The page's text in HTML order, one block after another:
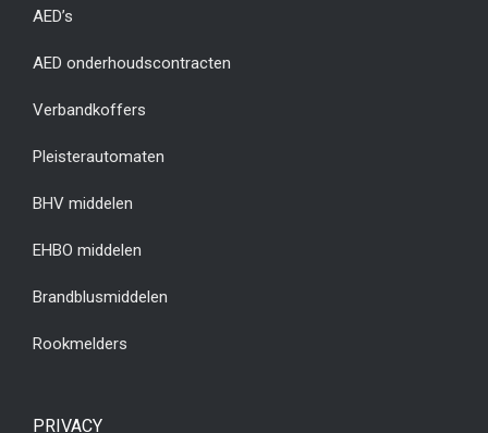
AED’s
AED onderhoudscontracten
Verbandkoffers
Pleisterautomaten
BHV middelen
EHBO middelen
Brandblusmiddelen
Rookmelders
PRIVACY